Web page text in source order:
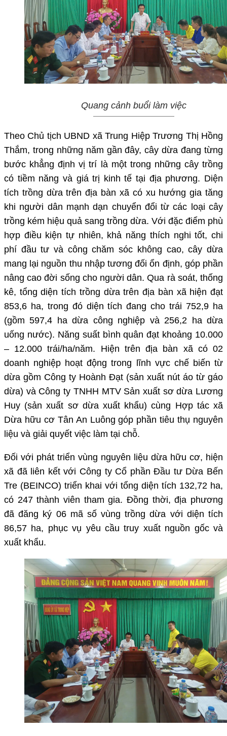
Quang cảnh buổi làm việc
Theo Chủ tịch UBND xã Trung Hiệp Trương Thị Hồng
Thắm, trong những năm gần đây, cây dừa đang từng
bước khẳng định vị trí là một trong những cây trồng
có tiềm năng và giá trị kinh tế tại địa phương. Diện
tích trồng dừa trên địa bàn xã có xu hướng gia tăng
khi người dân mạnh dạn chuyển đổi từ các loại cây
trồng kém hiệu quả sang trồng dừa. Với đặc điểm phù
hợp điều kiện tự nhiên, khả năng thích nghi tốt, chi
phí đầu tư và công chăm sóc không cao, cây dừa
mang lại nguồn thu nhập tương đối ổn định, góp phần
nâng cao đời sống cho người dân. Qua rà soát, thống
kê, tổng diện tích trồng dừa trên địa bàn xã hiện đạt
853,6 ha, trong đó diện tích đang cho trái 752,9 ha
(gồm 597,4 ha dừa công nghiệp và 256,2 ha dừa
uống nước). Năng suất bình quân đạt khoảng 10.000
– 12.000 trái/ha/năm. Hiện trên địa bàn xã có 02
doanh nghiệp hoạt động trong lĩnh vực chế biến từ
dừa gồm Công ty Hoành Đạt (sản xuất nút áo từ gáo
dừa) và Công ty TNHH MTV Sản xuất sơ dừa Lương
Huy (sản xuất sơ dừa xuất khẩu) cùng Hợp tác xã
Dừa hữu cơ Tân An Luông góp phần tiêu thụ nguyên
liệu và giải quyết việc làm tại chỗ.
Đối với phát triển vùng nguyên liệu dừa hữu cơ, hiện
xã đã liên kết với Công ty Cổ phần Đầu tư Dừa Bến
Tre (BEINCO) triển khai với tổng diện tích 132,72 ha,
có 247 thành viên tham gia. Đồng thời, địa phương
đã đăng ký 06 mã số vùng trồng dừa với diện tích
86,57 ha, phục vụ yêu cầu truy xuất nguồn gốc và
xuất khẩu.